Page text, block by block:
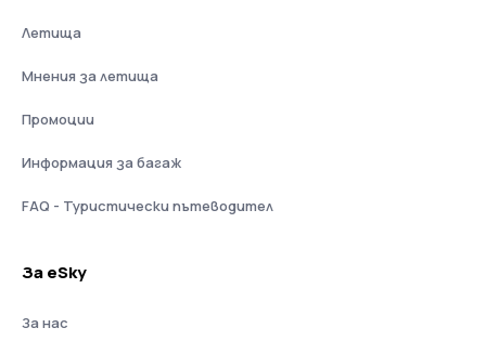
Летища
Мнения за летища
Промоции
Информация за багаж
FAQ - Туристически пътеводител
За eSky
За нас